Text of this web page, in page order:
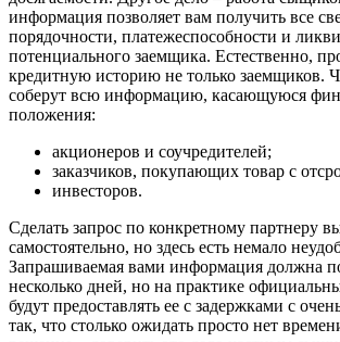
информация позволяет вам получить все
порядочности, платежеспособности и
потенциального заемщика. Естественно,
кредитную историю не только заемщиков.
соберут всю информацию, касающуюся
положения:
акционеров и соучредителей;
заказчиков, покупающих товар с
инвесторов.
Сделать запрос по конкретному партнеру
самостоятельно, но здесь есть немало
Запрашиваемая вами информация должна
несколько дней, но на практике
будут предоставлять ее с задержками с
так, что столько ожидать просто нет